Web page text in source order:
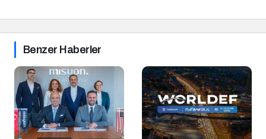
Benzer Haberler